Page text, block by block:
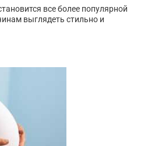
все более популярной
выглядеть стильно и